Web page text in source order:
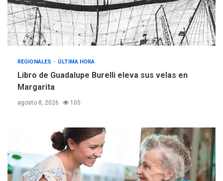
3
adquiridas en un año de
gestión
4
REGIONALES ÚLTIMA HORA
«Juan Bautista Arismendi» a
la altura de Macho Muerto
trabajan en diplomado para
creación y manejo de
estadísticas de turismo
REGIONALES ÚLTIMA HORA
Libro de Guadalupe Burelli eleva sus velas en
Margarita
agosto 8, 2026 105